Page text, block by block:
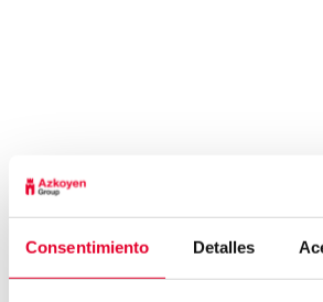
Consentimiento Detalles